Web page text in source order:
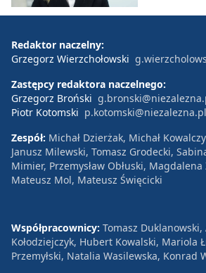
Redaktor naczelny:
Grzegorz Wierzchołowski
Zastępcy redaktora naczelnego:
Grzegorz Broński
Piotr Kotomski p.kotomski@niezalezna.pl
Zespół: Michał Dzierżak, Michał
Janusz Milewski, Tomasz Grodecki,
Mimier, Przemysław Obłuski,
Mateusz Mol, Mateusz Święcicki
Współpracownicy: Tomasz Duklanowski,
Kołodziejczyk, Hubert Kowalski, Mariola
Przemyłski, Natalia Wasilewska, Konrad